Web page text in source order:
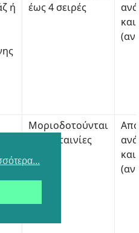
ή
έως 4 σειρές
Μοριοδοτούνται
έως 4 ταινίες